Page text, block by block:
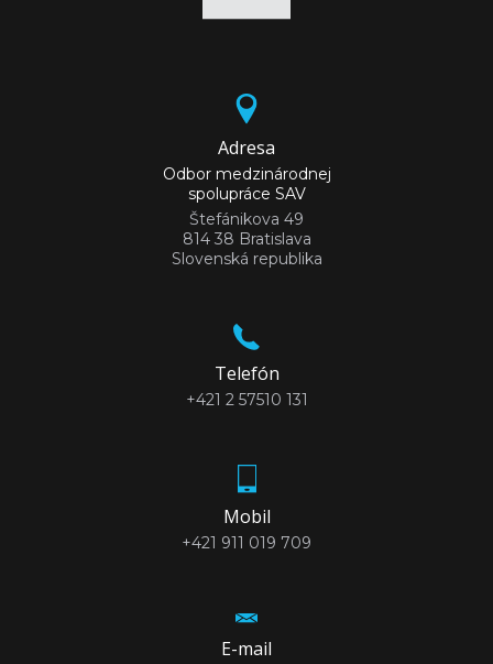
Adresa
Odbor medzinárodnej
spolupráce SAV
Štefánikova 49
814 38 Bratislava
Slovenská republika
Telefón
+421 2 57510 131
Mobil
+421 911 019 709
E-mail